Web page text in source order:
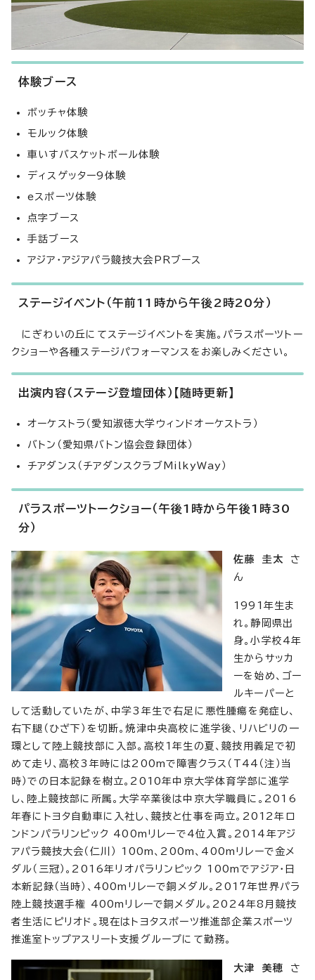
体験ブース
ボッチャ体験
モルック体験
車いすバスケットボール体験
ディスゲッター9体験
eスポーツ体験
点字ブース
手話ブース
アジア・アジアパラ競技大会PRブース
ステージイベント（午前11時から午後2時20分）
にぎわいの丘にてステージイベントを実施。パラスポーツトー
クショーや各種ステージパフォーマンスをお楽しみください。
出演内容（ステージ登壇団体）【随時更新】
オーケストラ（愛知淑徳大学ウィンドオーケストラ）
バトン（愛知県バトン協会登録団体）
チアダンス（チアダンスクラブMilkyWay）
パラスポーツトークショー（午後1時から午後1時30
分）
佐藤 圭太 さ
ん
1991年生ま
れ。静岡県出
身。小学校4年
生からサッカ
ーを始め、ゴー
ルキーパーと
して活動していたが、中学3年生で右足に悪性腫瘍を発症し、
右下腿（ひざ下）を切断。焼津中央高校に進学後、リハビリの一
環として陸上競技部に入部。高校1年生の夏、競技用義足で初
めて走り、高校3年時には200mで障害クラス（T44（注）当
時）での日本記録を樹立。2010年中京大学体育学部に進学
し、陸上競技部に所属。大学卒業後は中京大学職員に。2016
年春にトヨタ自動車に入社し、競技と仕事を両立。2012年ロ
ンドンパラリンピック 400mリレーで4位入賞。2014年アジ
アパラ競技大会（仁川） 100m、200m、400mリレーで金メ
ダル（三冠）。2016年リオパラリンピック 100mでアジア・日
本新記録（当時）、400mリレーで銅メダル。2017年世界パラ
陸上競技選手権 400mリレーで銅メダル。2024年8月競技
者生活にピリオド。現在はトヨタスポーツ推進部企業スポーツ
推進室トップアスリート支援グループにて勤務。
大津 美穂 さ